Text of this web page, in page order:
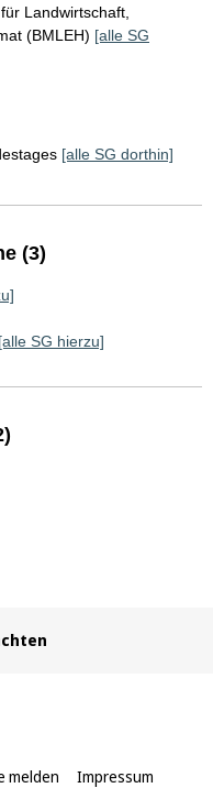
Landwirtschaft,
(BMLEH) [alle SG
[alle SG dorthin]
(3)
[alle SG hierzu]
melden Impressum